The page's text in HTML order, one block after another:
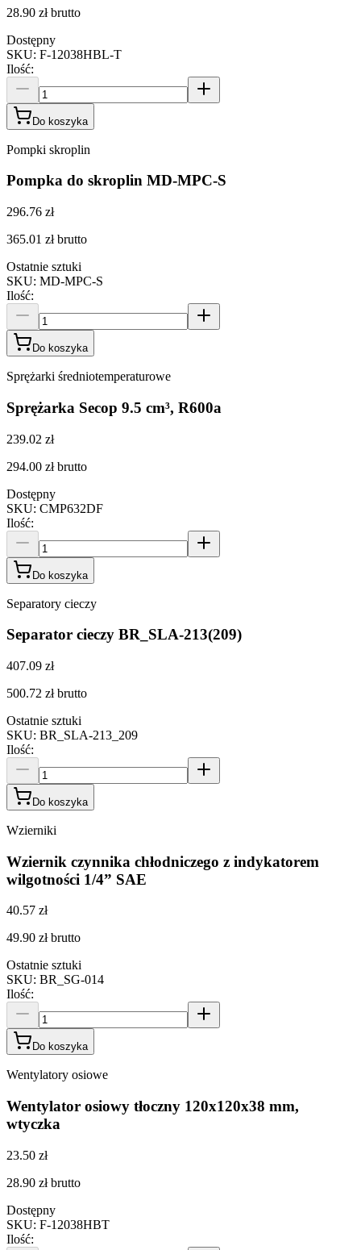
28.90 zł brutto
Dostępny
SKU: F-12038HBL-T
Ilość:
Do koszyka
Pompki skroplin
Pompka do skroplin MD-MPC-S
296.76 zł
365.01 zł brutto
Ostatnie sztuki
SKU: MD-MPC-S
Ilość:
Do koszyka
Sprężarki średniotemperaturowe
Sprężarka Secop 9.5 cm³, R600a
239.02 zł
294.00 zł brutto
Dostępny
SKU: CMP632DF
Ilość:
Do koszyka
Separatory cieczy
Separator cieczy BR_SLA-213(209)
407.09 zł
500.72 zł brutto
Ostatnie sztuki
SKU: BR_SLA-213_209
Ilość:
Do koszyka
Wzierniki
Wziernik czynnika chłodniczego z indykatorem
wilgotności 1/4” SAE
40.57 zł
49.90 zł brutto
Ostatnie sztuki
SKU: BR_SG-014
Ilość:
Do koszyka
Wentylatory osiowe
Wentylator osiowy tłoczny 120x120x38 mm,
wtyczka
23.50 zł
28.90 zł brutto
Dostępny
SKU: F-12038HBT
Ilość: